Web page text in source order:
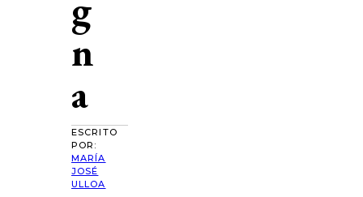
n
a
ESCRITO
POR:
MARÍA
JOSÉ
ULLOA